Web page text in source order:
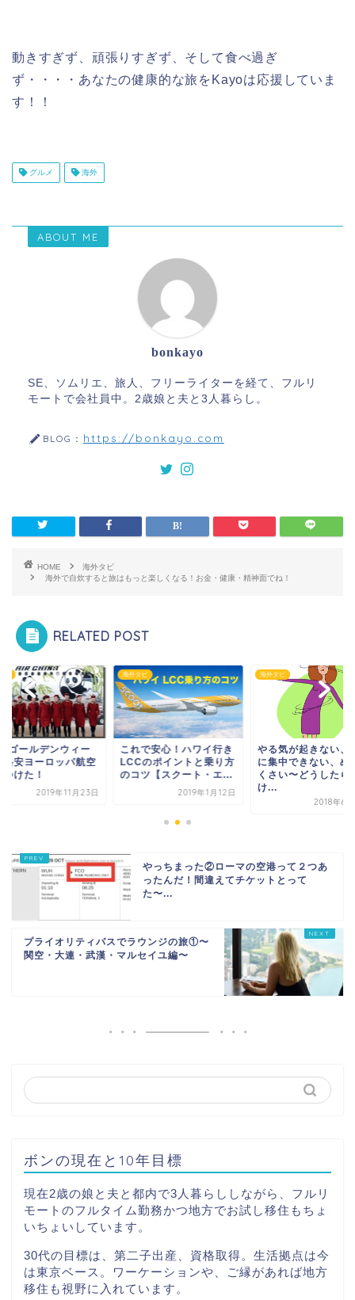
動きすぎず、頑張りすぎず、そして食べ過ぎ
ず・・・・あなたの健康的な旅をKayoは応援していま
す！！
グルメ 海外
ABOUT ME
bonkayo
SE、ソムリエ、旅人、フリーライターを経て、フルリ
モートで会社員中。2歳娘と夫と3人暮らし。
BLOG： https://bonkayo.com
HOME
海外タビ
海外で自炊すると旅はもっと楽しくなる！お金・健康・精神面でね！
RELATED POST
で安心！ハワイ行き
のポイントと乗り方
ツ【スクート・エ...
2019年1月12日
海外タビ
やる気が起きない、何か
に集中できない、めんど
くさい〜どうしたら動
海外タビ
2020ゴールデンウ
ク・格安ヨーロッパ
券見つけた！
やっちまった②ローマの空港って２つあ
ったんだ！間違えてチケットとって
た〜...
プライオリティパスでラウンジの旅①〜
関空・大連・武漢・マルセイユ編〜
ボンの現在と10年目標
現在2歳の娘と夫と都内で3人暮らししながら、フルリ
モートのフルタイム勤務かつ地方でお試し移住もちょ
いちょいしています。
30代の目標は、第二子出産、資格取得。生活拠点は今
は東京ベース。ワーケーションや、ご縁があれば地方
移住も視野に入れています。